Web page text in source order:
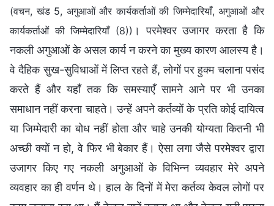
(वचन, खंड 5, अगुआओं और कार्यकर्ताओं की जिम्मेदारियाँ, अगुआओं और
कार्यकर्ताओं की जिम्मेदारियाँ (8)) । परमेश्वर उजागर करता है कि
नकली अगुआओं के असल कार्य न करने का मुख्य कारण आलस्य है।
वे दैहिक सुख-सुविधाओं में लिप्त रहते हैं, लोगों पर हुक्म चलाना पसंद
करते हैं और यहाँ तक कि समस्याएँ सामने आने पर भी उनका
समाधान नहीं करना चाहते। उन्हें अपने कर्तव्यों के प्रति कोई दायित्व
या जिम्मेदारी का बोध नहीं होता और चाहे उनकी योग्यता कितनी भी
अच्छी क्यों न हो, वे फिर भी बेकार हैं। ऐसा लगा जैसे परमेश्वर द्वारा
उजागर किए गए नकली अगुआओं के विभिन्न व्यवहार मेरे अपने
व्यवहार का ही वर्णन थे। हाल के दिनों में मेरा कर्तव्य केवल लोगों पर